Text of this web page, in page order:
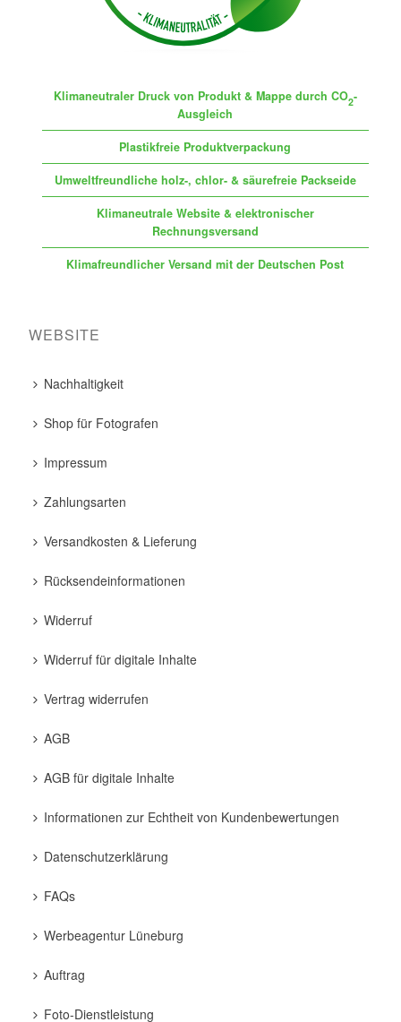
Klimaneutraler Druck von Produkt & Mappe durch CO2-
Ausgleich
Plastikfreie Produktverpackung
Umweltfreundliche holz-, chlor- & säurefreie Packseide
Klimaneutrale Website & elektronischer
Rechnungsversand
Klimafreundlicher Versand mit der Deutschen Post
WEBSITE
Nachhaltigkeit
Shop für Fotografen
Impressum
Zahlungsarten
Versandkosten & Lieferung
Rücksendeinformationen
Widerruf
Widerruf für digitale Inhalte
Vertrag widerrufen
AGB
AGB für digitale Inhalte
Informationen zur Echtheit von Kundenbewertungen
Datenschutzerklärung
FAQs
Werbeagentur Lüneburg
Auftrag
Foto-Dienstleistung